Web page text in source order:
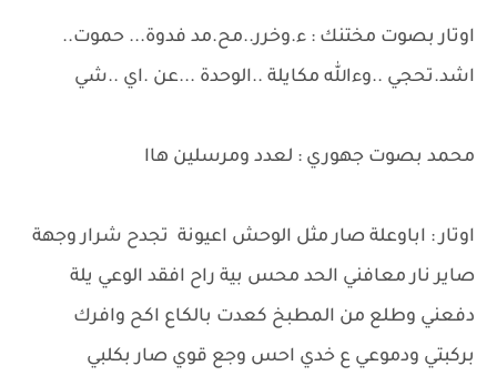
اوتار بصوت مختنك : ء.وخرر..مح.مد فدوة... حموت..
اشد.تحجي ..وءالله مكايلة ..الوحدة ...عن .اي ..شي
محمد بصوت جهوري : لعدد ومرسلين هاا
اوتار : اباوعلة صار مثل الوحش اعيونة تجدح شرار وجهة
صاير نار معافني الحد محس بية راح افقد الوعي يلة
دفعني وطلع من المطبخ كعدت بالكاع اكح وافرك
بركبتي ودموعي ع خدي احس وجع قوي صار بكلبي